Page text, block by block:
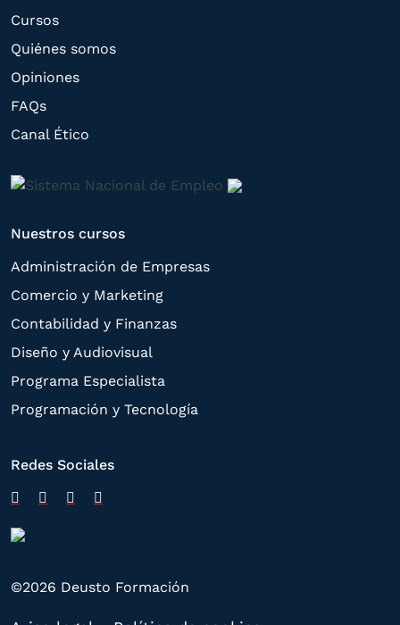
oferta de productos y servicios de acuerdo
a su petición. Quedan reconocidos los
Cursos
Quiénes somos
Opiniones
FAQs
Canal Ético
Nuestros cursos
Administración de Empresas
Comercio y Marketing
Contabilidad y Finanzas
Diseño y Audiovisual
Programa Especialista
Programación y Tecnología
Redes Sociales
©2026 Deusto Formación